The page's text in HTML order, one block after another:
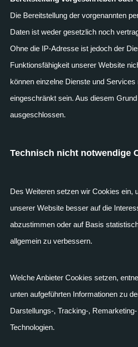
Die Bereitstellung der vorgenannten
Daten ist weder gesetzlich noch
Ohne die IP-Adresse ist jedoch der
Funktionsfähigkeit unserer Website
können einzelne Dienste und
eingeschränkt sein. Aus diesem
ausgeschlossen.
Technisch nicht notwendige
Des Weiteren setzen wir Cookies ein,
unserer Website besser auf die
abzustimmen oder auf Basis
allgemein zu verbessern.
Welche Anbieter Cookies setzen,
unten aufgeführten Informationen zu
Darstellungs-, Tracking-,
Technologien.